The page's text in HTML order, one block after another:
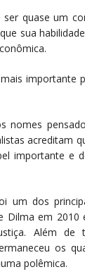
quase um
sua
importante
nomes
acreditam
importante e
um dos
Dilma em
Além de
os
polêmica.